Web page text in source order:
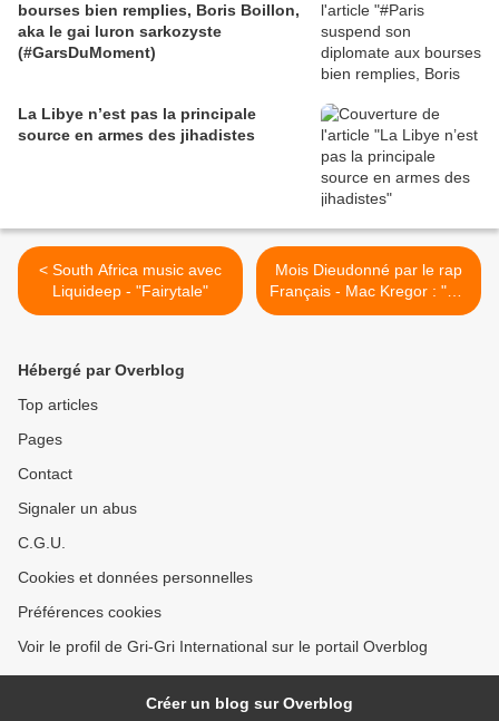
bourses bien remplies, Boris Boillon,
aka le gai luron sarkozyste
(#GarsDuMoment)
La Libye n’est pas la principale
source en armes des jihadistes
< South Africa music avec
Liquideep - "Fairytale"
Mois Dieudonné par le rap
Français - Mac Kregor : "On
te la Dieudonné, parce qu' il
Hébergé par Overblog
Top articles
Pages
Contact
Signaler un abus
C.G.U.
Cookies et données personnelles
Préférences cookies
Voir le profil de Gri-Gri International sur le portail Overblog
Créer un blog sur Overblog